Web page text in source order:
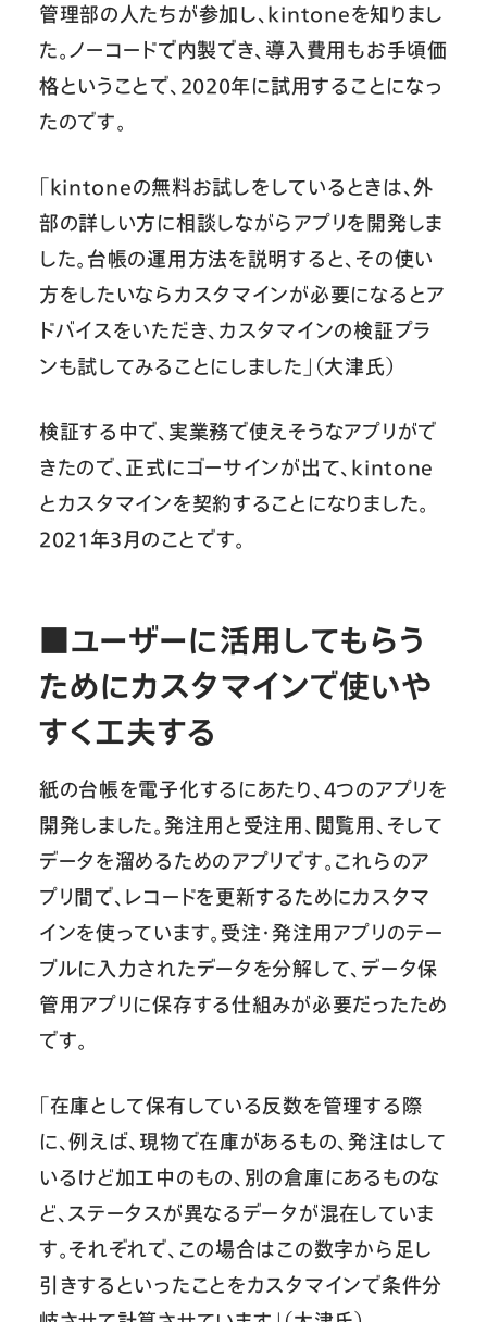
管理部の人たちが参加し、kintoneを知りまし
た。ノーコードで内製でき、導入費用もお手頃価
格ということで、2020年に試用することになっ
たのです。
「kintoneの無料お試しをしているときは、外
部の詳しい方に相談しながらアプリを開発しま
した。台帳の運用方法を説明すると、その使い
方をしたいならカスタマインが必要になるとア
ドバイスをいただき、カスタマインの検証プラ
ンも試してみることにしました」（大津氏）
検証する中で、実業務で使えそうなアプリがで
きたので、正式にゴーサインが出て、kintone
とカスタマインを契約することになりました。
2021年3月のことです。
■ユーザーに活用してもらう
ためにカスタマインで使いや
すく工夫する
紙の台帳を電子化するにあたり、4つのアプリを
開発しました。発注用と受注用、閲覧用、そして
データを溜めるためのアプリです。これらのア
プリ間で、レコードを更新するためにカスタマ
インを使っています。受注・発注用アプリのテー
ブルに入力されたデータを分解して、データ保
管用アプリに保存する仕組みが必要だったため
です。
「在庫として保有している反数を管理する際
に、例えば、現物で在庫があるもの、発注はして
いるけど加工中のもの、別の倉庫にあるものな
ど、ステータスが異なるデータが混在していま
す。それぞれで、この場合はこの数字から足し
引きするといったことをカスタマインで条件分